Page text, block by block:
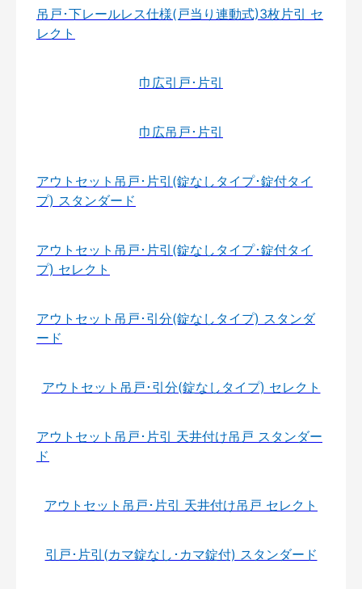
吊戸･下レールレス仕様(戸当り連動式)3枚片引 セ
レクト
巾広引戸･片引
巾広吊戸･片引
アウトセット吊戸･片引(錠なしタイプ･錠付タイ
プ) スタンダード
アウトセット吊戸･片引(錠なしタイプ･錠付タイ
プ) セレクト
アウトセット吊戸･引分(錠なしタイプ) スタンダ
ード
アウトセット吊戸･引分(錠なしタイプ) セレクト
アウトセット吊戸･片引 天井付け吊戸 スタンダー
ド
アウトセット吊戸･片引 天井付け吊戸 セレクト
引戸･片引(カマ錠なし･カマ錠付) スタンダード